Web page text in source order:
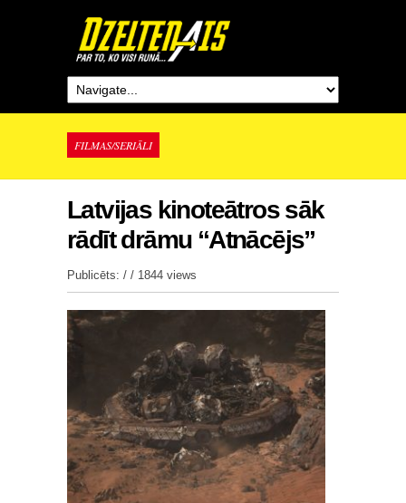
FILMAS/SERIĀLI
Latvijas kinoteātros sāk
rādīt drāmu “Atnācējs”
Publicēts: / / 1844 views